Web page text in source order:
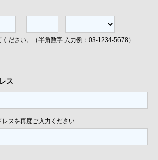
ださい。（半角数字 入力例：03-1234-5678）
ス
スを再度ご入力ください